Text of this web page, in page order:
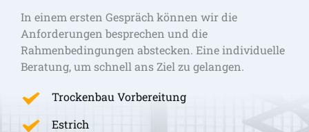
In einem ersten Gespräch können wir die
Anforderungen besprechen und die
Rahmenbedingungen abstecken. Eine individuelle
Beratung, um schnell ans Ziel zu gelangen.
Trockenbau Vorbereitung
Estrich